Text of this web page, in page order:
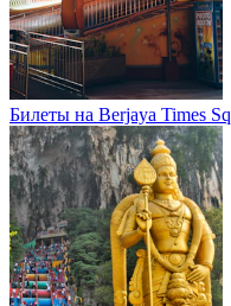
Билеты на Berjaya Times